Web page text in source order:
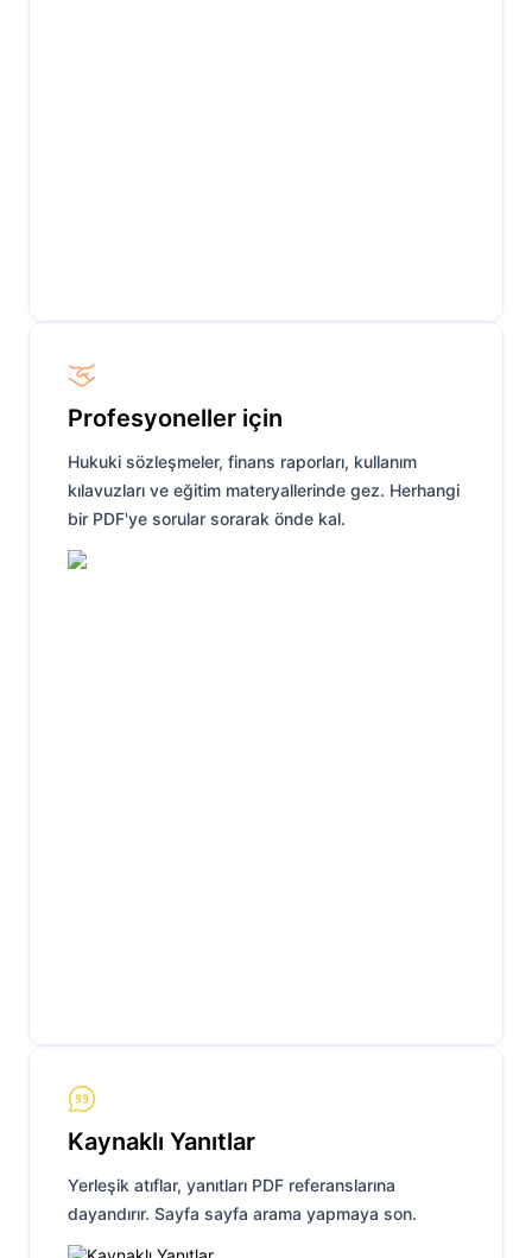
Profesyoneller için
Hukuki sözleşmeler, finans raporları, kullanım
kılavuzları ve eğitim materyallerinde gez. Herhangi
bir PDF'ye sorular sorarak önde kal.
Kaynaklı Yanıtlar
Yerleşik atıflar, yanıtları PDF referanslarına
dayandırır. Sayfa sayfa arama yapmaya son.